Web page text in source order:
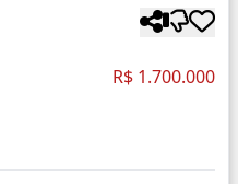
R$ 1.700.000